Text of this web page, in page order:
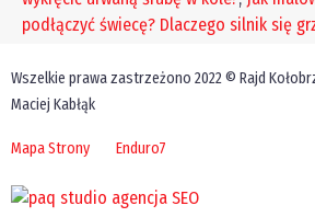
podłączyć świecę? Dlaczego silnik się
Wszelkie prawa zastrzeżono 2022 © Rajd
Maciej Kabłąk
Mapa Strony Enduro7